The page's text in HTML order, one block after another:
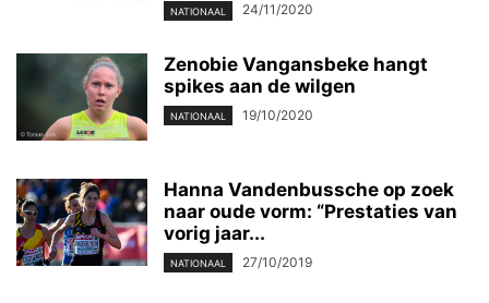
NATIONAAL 24/11/2020
Zenobie Vangansbeke hangt
spikes aan de wilgen
NATIONAAL 19/10/2020
Hanna Vandenbussche op zoek
naar oude vorm: “Prestaties van
vorig jaar...
NATIONAAL 27/10/2019